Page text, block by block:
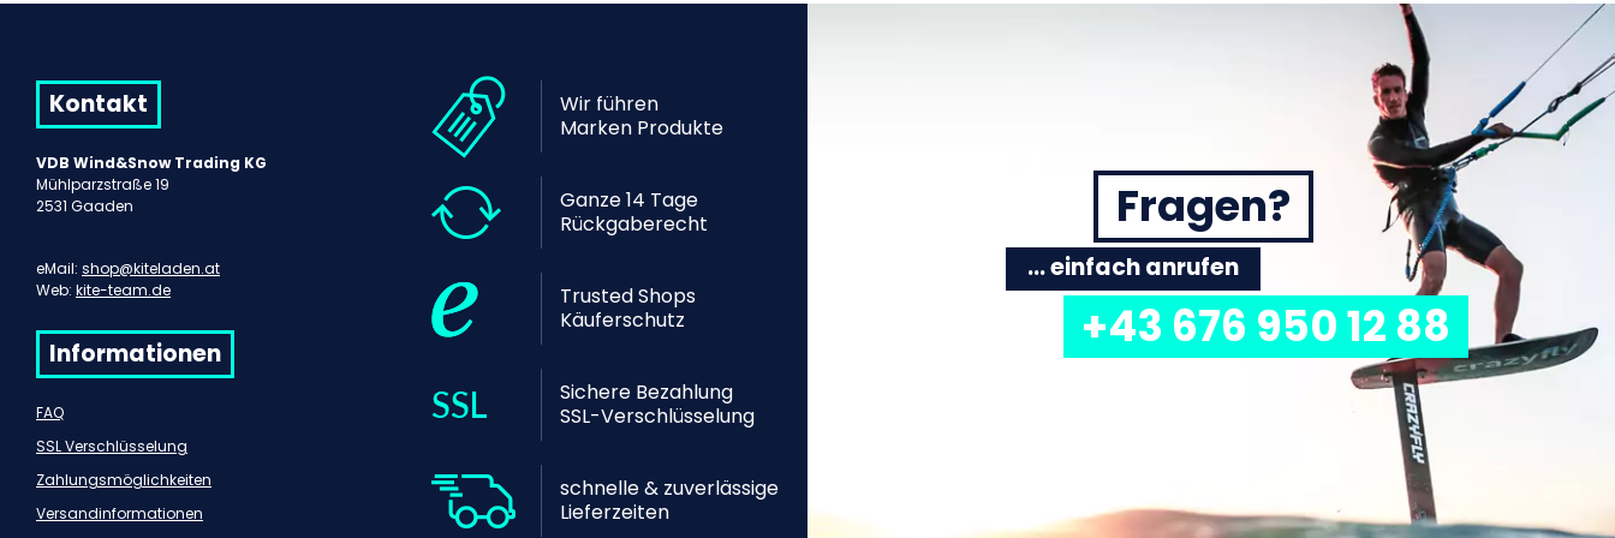
Kontakt
VDB Wind&Snow Trading KG
Mühlparzstraße 19
2531 Gaaden
eMail: shop@kiteladen.at
Web: kite-team.de
Informationen
FAQ
SSL Verschlüsselung
Zahlungsmöglichkeiten
Versandinformationen
Wir führen
Marken Produkte
Ganze 14 Tage
Rückgaberecht
Trusted Shops
Käuferschutz
Sichere Bezahlung
SSL-Verschlüsselung
schnelle & zuverlässige
Lieferzeiten
Fragen?
... einfach anrufen
+43 676 950 12 88